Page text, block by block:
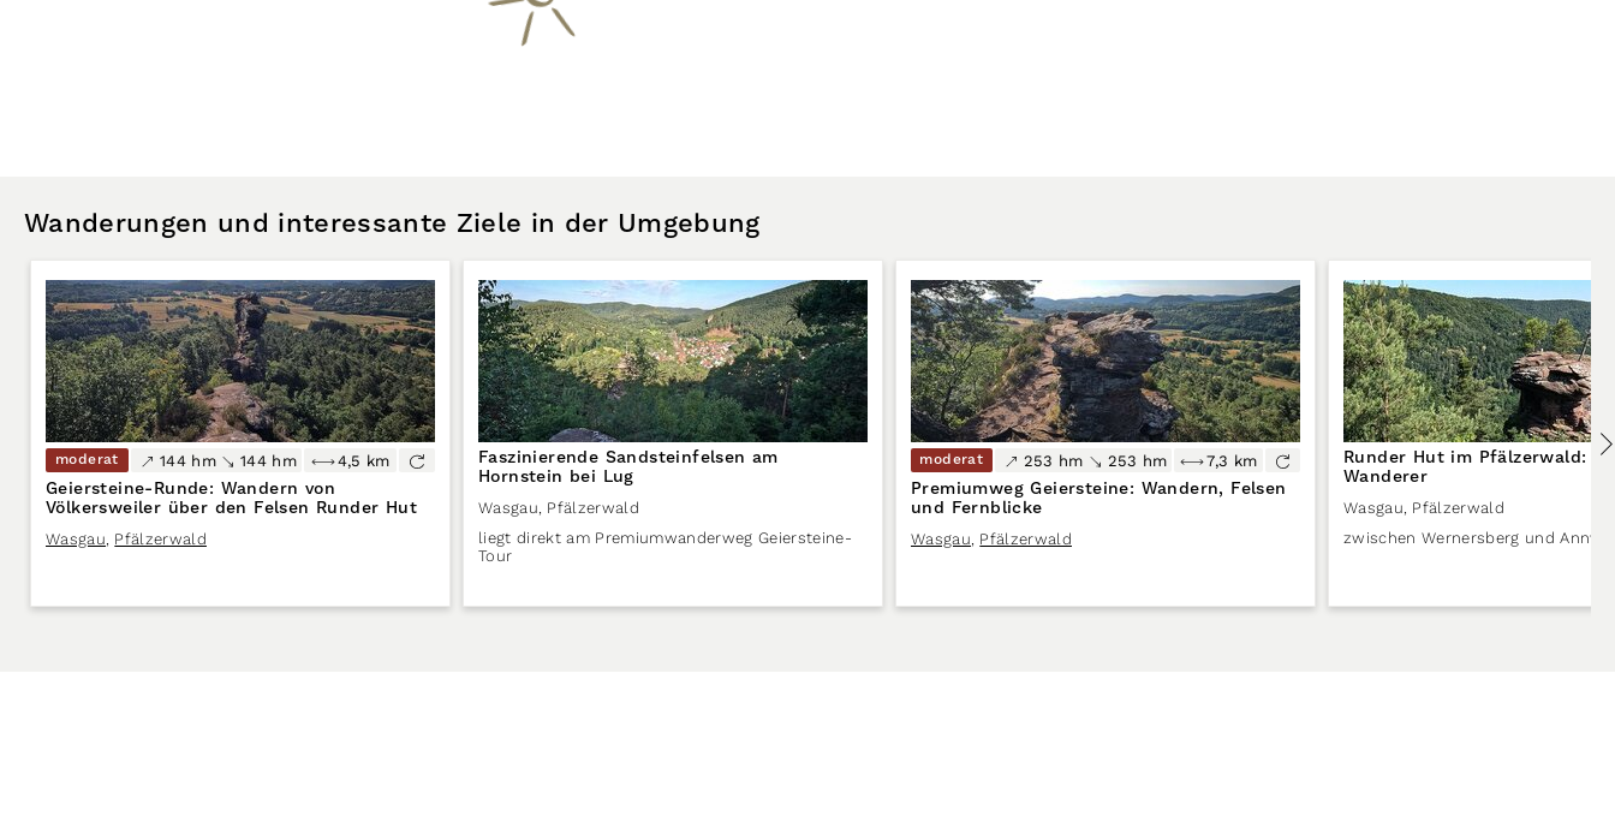
Wanderungen und interessante Ziele in der Umgebung
moderat 144 hm 144 hm 4,5 km
Geiersteine-Runde: Wandern von
Völkersweiler über den Felsen Runder Hut
Wasgau, Pfälzerwald
Faszinierende Sandsteinfelsen am
Hornstein bei Lug
Wasgau, Pfälzerwald
liegt direkt am Premiumwanderweg Geiersteine-
Tour
moderat 253 hm 253 hm 7,3 km
Premiumweg Geiersteine: Wandern, Felsen
und Fernblicke
Wasgau, Pfälzerwald
Runder Hut im Pfälzerwald:
Wanderer
Wasgau, Pfälzerwald
zwischen Wernersberg und